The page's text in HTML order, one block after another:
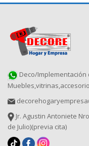
Deco/Implementación
Jr. Agustin Antoniete
de Julio)(previa cita)